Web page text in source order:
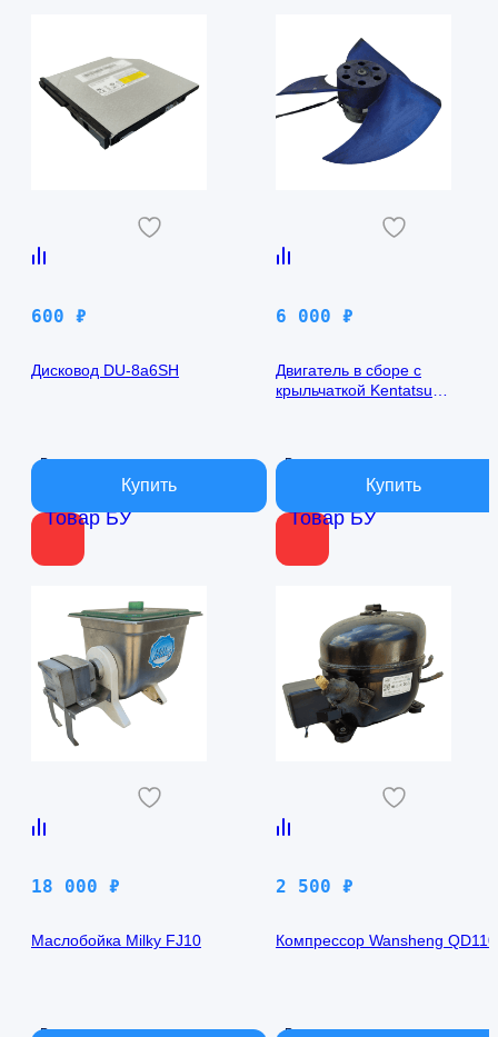
Товар БУ
600 ₽
Дисковод DU-8a6SH
В наличии
Товар БУ
6 000 ₽
Двигатель в сборе с
крыльчаткой Kentatsu
В наличии
18 000 ₽
Маслобойка Milky FJ10
В наличии
2 500 ₽
Компрессор Wansheng
В наличии